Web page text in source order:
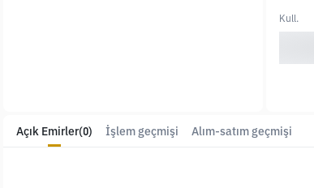
Kull.
Açık Emirler(0) İşlem geçmişi Alım-satım geçmişi